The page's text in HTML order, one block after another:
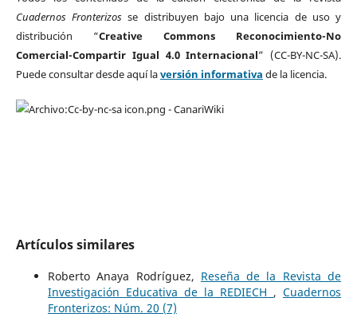
Cuadernos Fronterizos se distribuyen bajo una licencia de uso y
distribución “Creative Commons Reconocimiento-No
Comercial-Compartir Igual 4.0 Internacional” (CC-BY-NC-SA).
Puede consultar desde aquí laversión informativa de la licencia.
Artículos similares
Roberto Anaya Rodríguez, Reseña de la Revista de
Investigación Educativa de la REDIECH ,Cuadernos
Fronterizos: Núm. 20 (7)